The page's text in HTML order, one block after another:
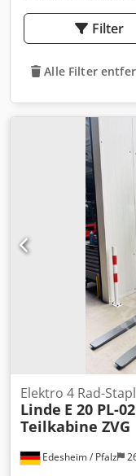
Filter
Alle Filter
Edesheim / Pfalz
Elektro 4 Rad-
Linde E 20 PL-
Teilkabine ZVG